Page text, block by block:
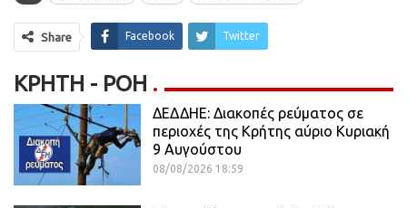
Share Facebook Twitter
ΚΡΉΤΗ - ΡΟΗ
ΔΕΔΔΗΕ: Διακοπές ρεύματος σε
περιοχές της Κρήτης αύριο Κυριακή
9 Αυγούστου
08/08/2026 18:59